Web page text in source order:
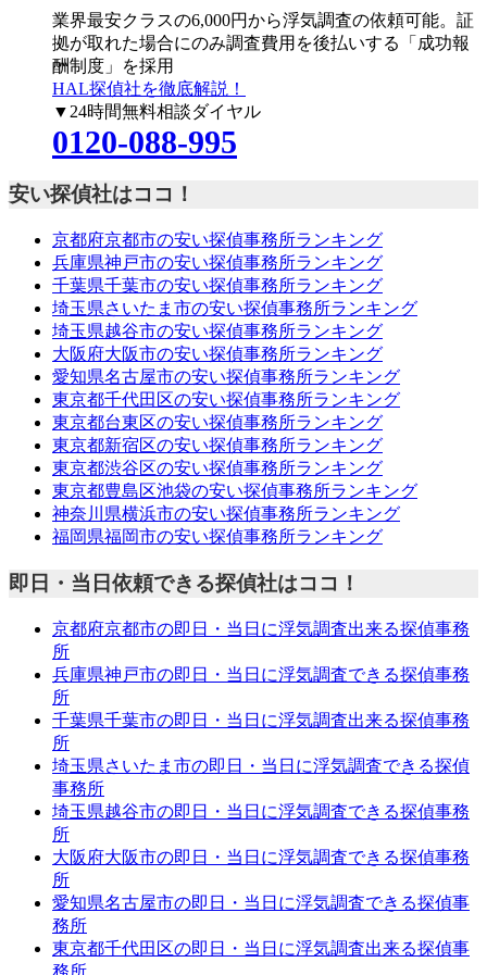
業界最安クラスの6,000円から浮気調査の依頼可能。証
拠が取れた場合にのみ調査費用を後払いする「成功報
酬制度」を採用
HAL探偵社を徹底解説！
▼24時間無料相談ダイヤル
0120-088-995
安い探偵社はココ！
京都府京都市の安い探偵事務所ランキング
兵庫県神戸市の安い探偵事務所ランキング
千葉県千葉市の安い探偵事務所ランキング
埼玉県さいたま市の安い探偵事務所ランキング
埼玉県越谷市の安い探偵事務所ランキング
大阪府大阪市の安い探偵事務所ランキング
愛知県名古屋市の安い探偵事務所ランキング
東京都千代田区の安い探偵事務所ランキング
東京都台東区の安い探偵事務所ランキング
東京都新宿区の安い探偵事務所ランキング
東京都渋谷区の安い探偵事務所ランキング
東京都豊島区池袋の安い探偵事務所ランキング
神奈川県横浜市の安い探偵事務所ランキング
福岡県福岡市の安い探偵事務所ランキング
即日・当日依頼できる探偵社はココ！
京都府京都市の即日・当日に浮気調査出来る探偵事務
所
兵庫県神戸市の即日・当日に浮気調査できる探偵事務
所
千葉県千葉市の即日・当日に浮気調査出来る探偵事務
所
埼玉県さいたま市の即日・当日に浮気調査できる探偵
事務所
埼玉県越谷市の即日・当日に浮気調査できる探偵事務
所
大阪府大阪市の即日・当日に浮気調査できる探偵事務
所
愛知県名古屋市の即日・当日に浮気調査できる探偵事
務所
東京都千代田区の即日・当日に浮気調査出来る探偵事
務所